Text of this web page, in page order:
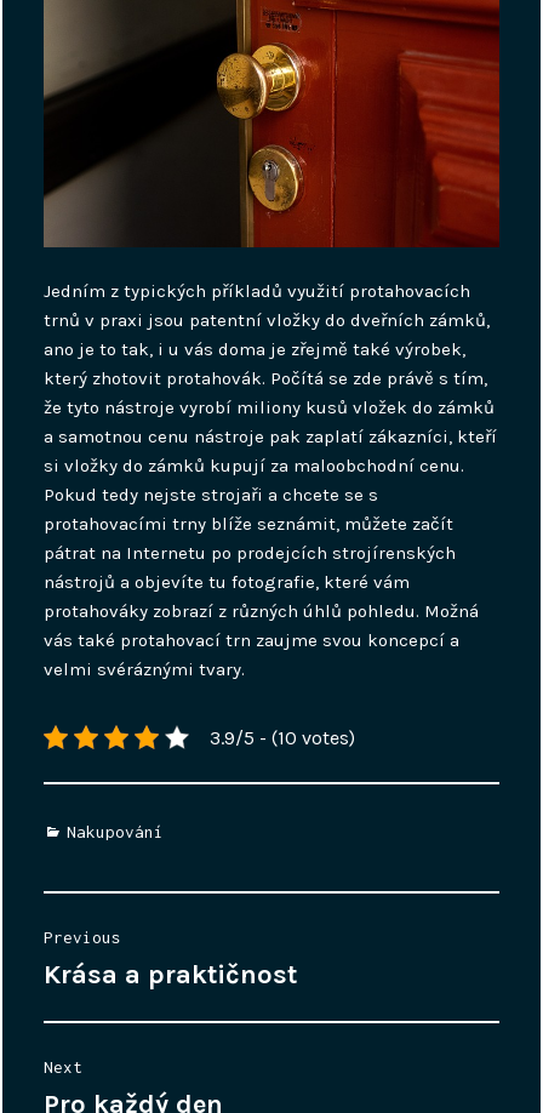
Jedním z typických příkladů využití protahovacích
trnů v praxi jsou patentní vložky do dveřních zámků,
ano je to tak, i u vás doma je zřejmě také výrobek,
který zhotovit protahovák. Počítá se zde právě s tím,
že tyto nástroje vyrobí miliony kusů vložek do zámků
a samotnou cenu nástroje pak zaplatí zákazníci, kteří
si vložky do zámků kupují za maloobchodní cenu.
Pokud tedy nejste strojaři a chcete se s
protahovacími trny blíže seznámit, můžete začít
pátrat na Internetu po prodejcích strojírenských
nástrojů a objevíte tu fotografie, které vám
protahováky zobrazí z různých úhlů pohledu. Možná
vás také protahovací trn zaujme svou koncepcí a
velmi svéráznými tvary.
3.9/5 - (10 votes)
Categories
Nakupování
pro
příspěvek
Previous
Previous
Krása a praktičnost
Next
Next
Pro každý den